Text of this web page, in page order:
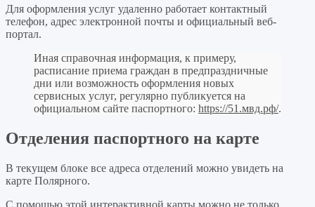
Для оформления услуг удаленно работает контактный
телефон, адрес электронной почты и официальный веб-
портал.
Иная справочная информация, к примеру,
расписание приема граждан в предпраздничные
дни или возможность оформления новых
сервисных услуг, регулярно публикуется на
официальном сайте паспортного: https://51.мвд.рф/.
Отделения паспортного на карте
В текущем блоке все адреса отделений можно увидеть на
карте Полярного.
С помощью этой интерактивной карты можно не только